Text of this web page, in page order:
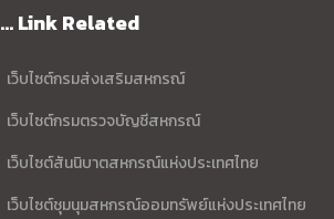
... Link Related
เว็บไซต์กรมส่งเสริมสหกรณ์
เว็บไซต์กรมตรวจบัญชีสหกรณ์
เว็บไซต์สันนิบาตสหกรณ์แห่งประเทศไทย
เว็บไซต์ชุมนุมสหกรณ์ออมทรัพย์แห่งประเทศไทย